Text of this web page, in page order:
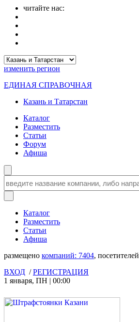
читайте нас:
изменить регион
ЕДИНАЯ СПРАВОЧНАЯ
Казань и Татарстан
Каталог
Разместить
Статьи
Форум
Афиша
Каталог
Разместить
Статьи
Афиша
размещено компаний: 7404, посетителей
ВХОД /РЕГИСТРАЦИЯ
1 января, ПН | 00:00